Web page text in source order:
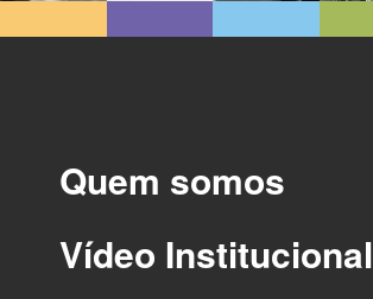
Quem somos
Vídeo Institucional